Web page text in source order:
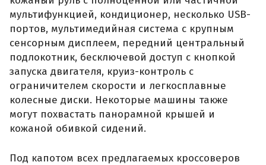
мультифункцией, кондиционер, несколько USB-
портов, мультимедийная система с крупным
сенсорным дисплеем, передний центральный
подлокотник, бесключевой доступ с кнопкой
запуска двигателя, круиз-контроль с
ограничителем скорости и легкосплавные
колесные диски. Некоторые машины также
могут похвастать панорамной крышей и
кожаной обивкой сидений.
Под капотом всех предлагаемых кроссоверов